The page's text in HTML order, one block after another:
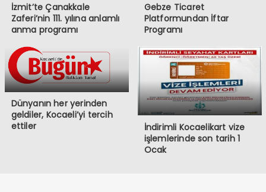
İzmit’te Çanakkale
Zaferi’nin 111. yılına anlamlı
anma programı
Gebze Ticaret
Platformundan İftar
Programı
Dünyanın her yerinden
geldiler, Kocaeli’yi tercih
ettiler
İndirimli Kocaelikart vize
işlemlerinde son tarih 1
Ocak